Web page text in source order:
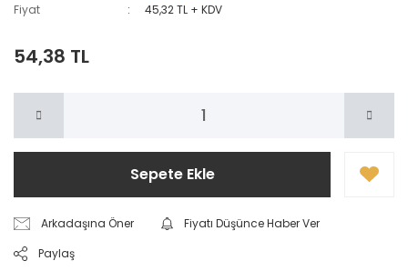
Fiyat
45,32 TL + KDV
54,38 TL
Sepete Ekle
Arkadaşına Öner
Fiyatı Düşünce Haber Ver
Paylaş